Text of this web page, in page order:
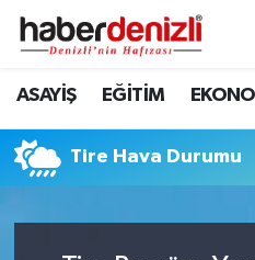
ASAYİŞ EĞİTİM
Tire Hava Durumu
Denizli Nöbetçi